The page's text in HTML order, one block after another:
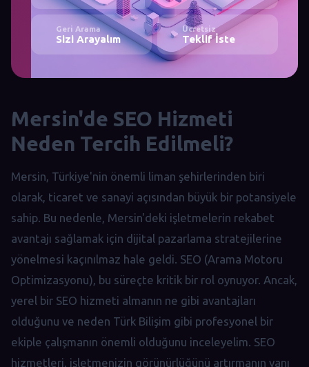
Geri Arama
Sizi Arayalım
Ücretsiz
Teklif İste
Mersin'de SEO Hizmeti
Neden Tercih Edilmeli?
Mersin, Türkiye'nin önemli liman şehirlerinden biri
olarak, ticaret ve sanayi açısından büyük bir potansiyele
sahip. Bu nedenle, Mersin'deki işletmelerin rekabet
avantajı sağlamak için dijital pazarlama stratejilerine
yönelmesi kaçınılmaz hale geldi. SEO (Arama Motoru
Optimizasyonu), bu süreçte kritik bir rol oynuyor. Ancak,
yerel bir SEO hizmeti almanın ne gibi avantajları
olduğunu ve neden Türk Bilişim gibi profesyonel bir
ekiple çalışmanın önemli olduğunu inceleyelim. SEO
hizmetleri, işletmenizin görünürlüğünü artırmanın yanı